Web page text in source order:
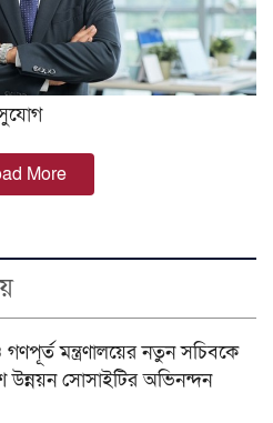
সুযোগ
More
মন্ত্রণালয়ের নতুন সচিবকে
উন্নয়ন সোসাইটির অভিনন্দন